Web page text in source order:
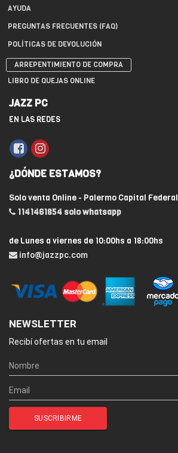
AYUDA
PREGUNTAS FRECUENTES (FAQ)
POLÍTICAS DE DEVOLUCIÓN
ARREPENTIMIENTO DE COMPRA
LIBRO DE QUEJAS ONLINE
JAZZ PC
EN LAS REDES
¿DÓNDE ESTAMOS?
Solo venta Online - Palermo Capital Federal
1141461854 solo whatsapp
de Lunes a viernes de 10:00hs a 18:00hs
info@jazzpc.com
NEWSLETTER
Recibí ofertas en tu email